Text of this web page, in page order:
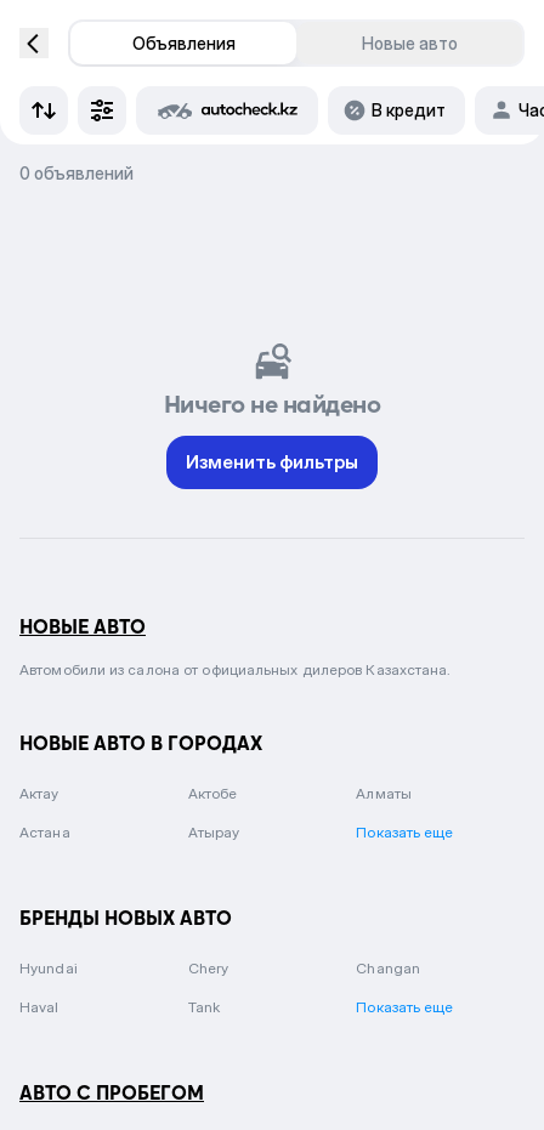
Объявления Новые авто
В кредит
0 объявлений
Ничего не найдено
Изменить фильтры
НОВЫЕ АВТО
Автомобили из салона от официальных дилеров Казахстана.
НОВЫЕ АВТО В ГОРОДАХ
Актау Актобе Алматы
Астана Атырау Показать еще
БРЕНДЫ НОВЫХ АВТО
Hyundai Chery Changan
Haval Tank Показать еще
АВТО С ПРОБЕГОМ